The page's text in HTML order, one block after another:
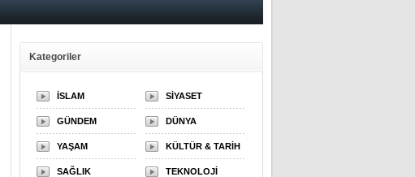
Kategoriler
İSLAM SİYASET
GÜNDEM DÜNYA
YAŞAM KÜLTÜR & TARİH
SAĞLIK TEKNOLOJİ